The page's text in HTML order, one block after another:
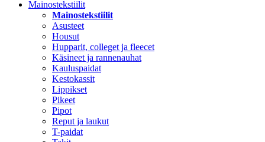
Mainostekstiilit
Mainostekstiilit
Asusteet
Housut
Hupparit, colleget ja fleecet
Käsineet ja rannenauhat
Kauluspaidat
Kestokassit
Lippikset
Pikeet
Pipot
Reput ja laukut
T-paidat